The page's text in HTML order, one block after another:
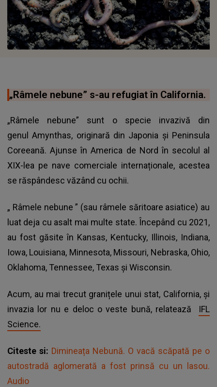
„Râmele nebune” s-au refugiat în California.
„Râmele nebune” sunt o specie invazivă din
genul Amynthas, originară din Japonia și Peninsula
Coreeană. Ajunse în America de Nord în secolul al
XIX-lea pe nave comerciale internaționale, acestea
se răspândesc văzând cu ochii.
„ Râmele nebune ” (sau râmele săritoare asiatice) au
luat deja cu asalt mai multe state. Începând cu 2021,
au fost găsite în Kansas, Kentucky, Illinois, Indiana,
Iowa, Louisiana, Minnesota, Missouri, Nebraska, Ohio,
Oklahoma, Tennessee, Texas și Wisconsin.
Acum, au mai trecut granițele unui stat, California, și
invazia lor nu e deloc o veste bună, relatează IFL
Science.
Citeste si: Dimineața Nebună. O vacă scăpată pe o
autostradă aglomerată a fost prinsă cu un lasou.
Audio